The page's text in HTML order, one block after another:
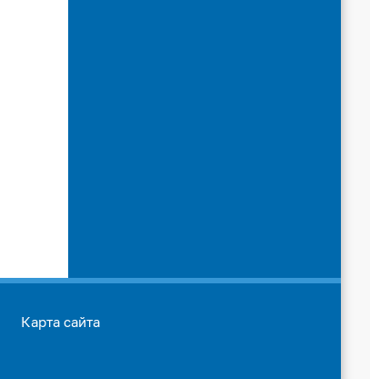
Карта сайта